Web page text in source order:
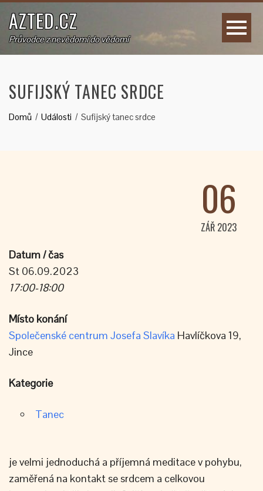
AZTED.CZ
Průvodce z nevědomí do vědomí
SUFIJSKÝ TANEC SRDCE
Domů Události Sufijský tanec srdce
06
ZÁŘ 2023
Datum / čas
St 06.09.2023
17:00-18:00
Místo konání
Společenské centrum Josefa Slavíka Havlíčkova 19,
Jince
Kategorie
Tanec
je velmi jednoduchá a příjemná meditace v pohybu,
zaměřená na kontakt se srdcem a celkovou